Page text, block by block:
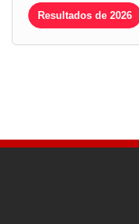
Resultados de 2026